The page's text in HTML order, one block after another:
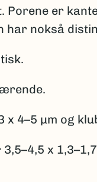
Porene er
har nokså
x 4–5 μm og
x